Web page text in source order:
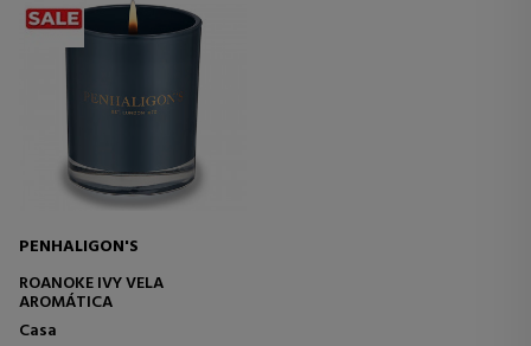
PENHALIGON'S
ROANOKE IVY VELA
AROMÁTICA
Casa